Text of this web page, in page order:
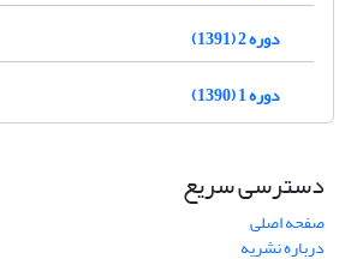
دوره 2 (1391)
دوره 1 (1390)
دسترسی سریع
صفحه اصلی
درباره نشریه